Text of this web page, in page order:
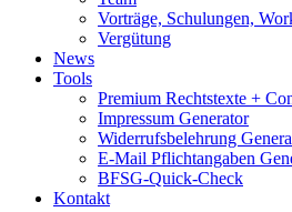
Vorträge, Schulungen,
Vergütung
News
Tools
Premium Rechtstexte +
Impressum Generator
Widerrufsbelehrung
E-Mail Pflichtangaben
BFSG-Quick-Check
Kontakt